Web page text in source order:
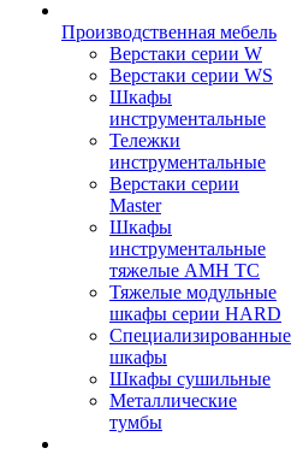
Производственная мебель
Верстаки серии W
Верстаки серии WS
Шкафы
инструментальные
Тележки
инструментальные
Верстаки серии
Master
Шкафы
инструментальные
тяжелые AMH TC
Тяжелые модульные
шкафы серии HARD
Cпециализированные
шкафы
Шкафы сушильные
Металлические
тумбы